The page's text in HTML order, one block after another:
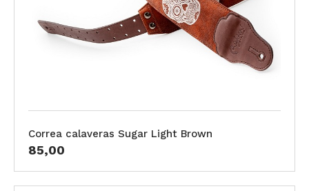
Correa calaveras Sugar Light Brown
85,00